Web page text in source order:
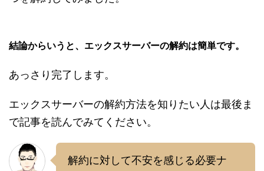
結論からいうと、エックスサーバーの解約は簡単です。
あっさり完了します。
エックスサーバーの解約方法を知りたい人は最後ま
で記事を読んでみてください。
解約に対して不安を感じる必要ナ